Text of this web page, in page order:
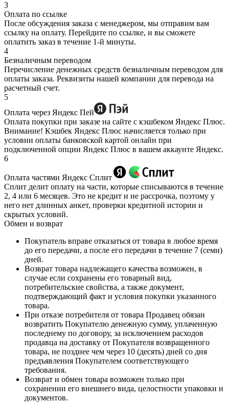
3
Оплата по ссылке
После обсуждения заказа с менеджером, мы отправим вам
ссылку на оплату. Перейдите по ссылке, и вы сможете
оплатить заказ в течение 1-й минуты.
4
Безналичным переводом
Перечисление денежных средств безналичным переводом для
оплаты заказа. Реквизиты нашей компании для перевода на
расчетный счет.
5
Оплата через Яндекс Пей
Оплата покупки при заказе на сайте с кэшбеком Яндекс Плюс.
Внимание! Кэшбек Яндекс Плюс начисляется только при
условии оплаты банковской картой онлайн при
подключенной опции Яндекс Плюс в вашем аккаунте Яндекс.
6
Оплата частями Яндекс Сплит
Сплит делит оплату на части, которые списываются в течение
2, 4 или 6 месяцев. Это не кредит и не рассрочка, поэтому у
него нет длинных анкет, проверки кредитной истории и
скрытых условий.
Обмен и возврат
Покупатель вправе отказаться от товара в любое время
до его передачи, а после его передачи в течение 7 (семи)
дней.
Возврат товара надлежащего качества возможен, в
случае если сохранены его товарный вид,
потребительские свойства, а также документ,
подтверждающий факт и условия покупки указанного
товара.
При отказе потребителя от товара Продавец обязан
возвратить Покупателю денежную сумму, уплаченную
последнему по договору, за исключением расходов
продавца на доставку от Покупателя возвращенного
товара, не позднее чем через 10 (десять) дней со дня
предъявления Покупателем соответствующего
требования.
Возврат и обмен товара возможен только при
сохранении его внешнего вида, целостности упаковки и
документов.